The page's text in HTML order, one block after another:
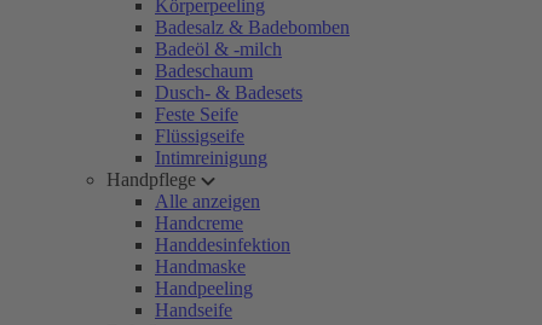
Körperpeeling
Badesalz & Badebomben
Badeöl & -milch
Badeschaum
Dusch- & Badesets
Feste Seife
Flüssigseife
Intimreinigung
Handpflege
Alle anzeigen
Handcreme
Handdesinfektion
Handmaske
Handpeeling
Handseife